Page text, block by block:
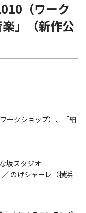
（ワーク
」（新作公
ークショップ）、「細
坂スタジオ
のげシャーレ（横浜